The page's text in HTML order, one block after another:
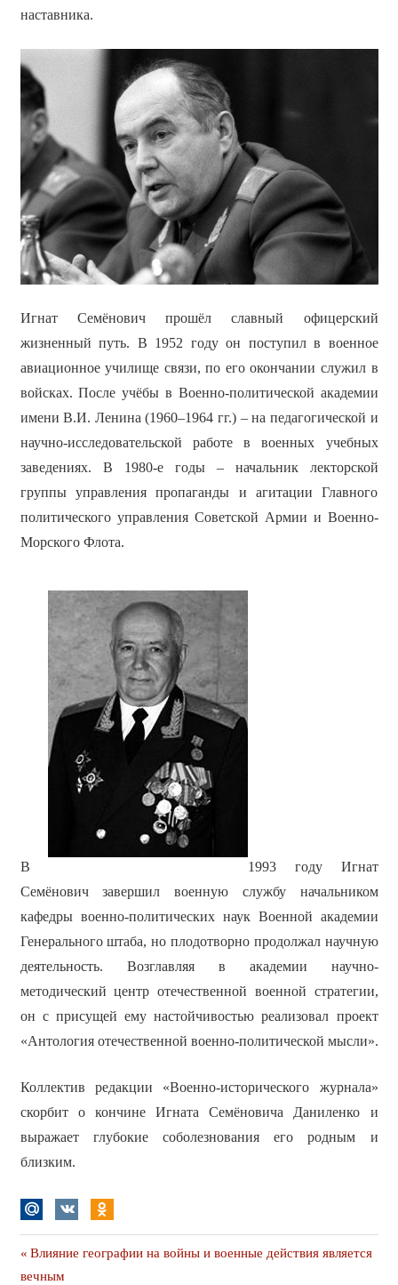
наставника.
Игнат Семёнович прошёл славный офицерский
жизненный путь. В 1952 году он поступил в военное
авиационное училище связи, по его окончании служил в
войсках. После учёбы в Военно-политической академии
имени В.И. Ленина (1960–1964 гг.) – на педагогической и
научно-исследовательской работе в военных учебных
заведениях. В 1980-е годы – начальник лекторской
группы управления пропаганды и агитации Главного
политического управления Советской Армии и Военно-
Морского Флота.
В
1993 году Игнат
Семёнович завершил военную службу начальником
кафедры военно-политических наук Военной академии
Генерального штаба, но плодотворно продолжал научную
деятельность. Возглавляя в академии научно-
методический центр отечественной военной стратегии,
он с присущей ему настойчивостью реализовал проект
«Антология отечественной военно-политической мысли».
Коллектив редакции «Военно-исторического журнала»
скорбит о кончине Игната Семёновича Даниленко и
выражает глубокие соболезнования его родным и
близким.
Навигация
Предыдущая
публикация
Влияние географии на войны и военные действия является
вечным